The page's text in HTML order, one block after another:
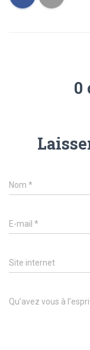
0
Nom *
E-mail *
Site internet
Qu’avez vous à